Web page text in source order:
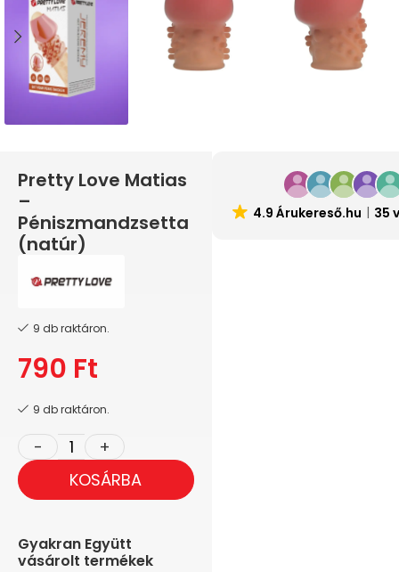
Pretty Love Matias
–
Péniszmandzsetta
(natúr)
9 db raktáron.
790 Ft
9 db raktáron.
KOSÁRBA
Gyakran Együtt
vásárolt termékek
4.9 Árukereső.hu 35